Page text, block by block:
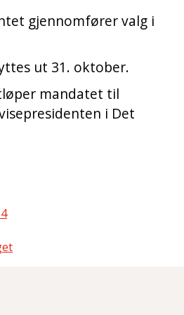
gjennomfører valg i
ut 31. oktober.
mandatet til
i Det